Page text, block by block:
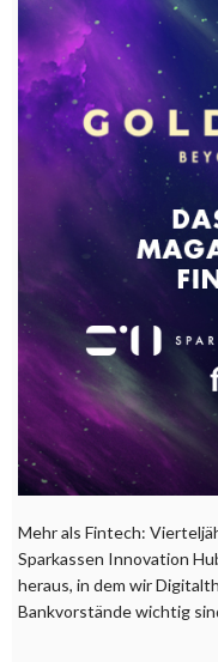
Mehr als Fintech:
Sparkassen Innovation
heraus, in dem wir
Bankvorstände wichtig